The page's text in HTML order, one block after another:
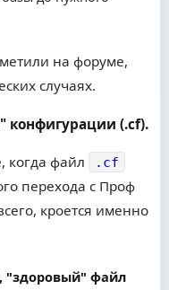
на форуме,
случаях.
конфигурации (.cf).
когда файл .cf
перехода с Проф
кроется именно
"здоровый" файл